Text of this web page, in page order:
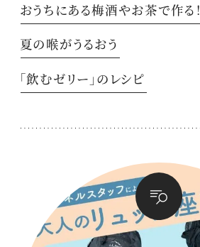
おうちにある梅酒やお茶で作る！
夏の喉がうるおう
「飲むゼリー」のレシピ